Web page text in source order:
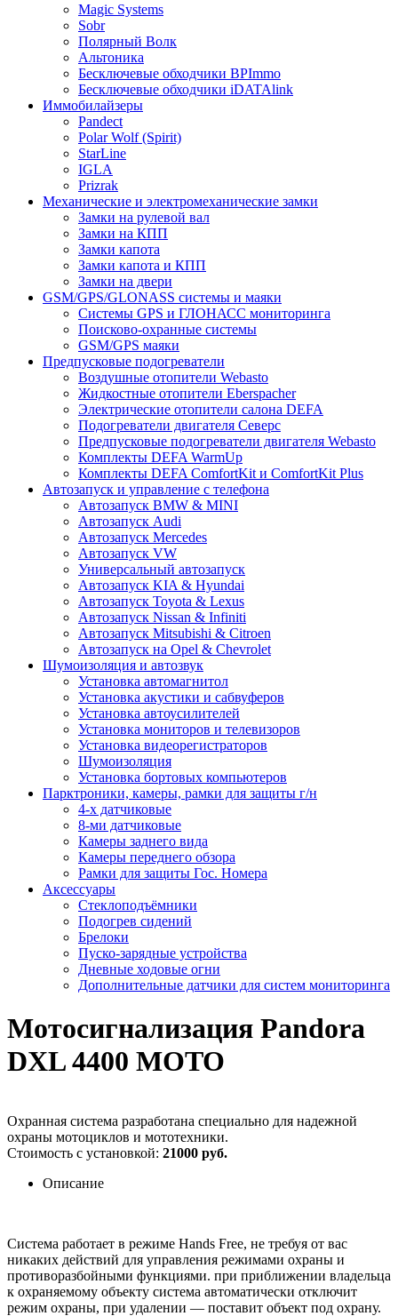
Magic Systems
Sobr
Полярный Волк
Альтоника
Бесключевые обходчики BPImmo
Бесключевые обходчики iDATAlink
Иммобилайзеры
Pandect
Polar Wolf (Spirit)
StarLine
IGLA
Prizrak
Механические и электромеханические замки
Замки на рулевой вал
Замки на КПП
Замки капота
Замки капота и КПП
Замки на двери
GSM/GPS/GLONASS системы и маяки
Системы GPS и ГЛОНАСС мониторинга
Поисково-охранные системы
GSM/GPS маяки
Предпусковые подогреватели
Воздушные отопители Webasto
Жидкостные отопители Eberspacher
Электрические отопители салона DEFA
Подогреватели двигателя Северс
Предпусковые подогреватели двигателя Webasto
Комплекты DEFA WarmUp
Комплекты DEFA ComfortKit и ComfortKit Plus
Автозапуск и управление с телефона
Автозапуск BMW & MINI
Автозапуск Audi
Автозапуск Mercedes
Автозапуск VW
Универсальный автозапуск
Автозапуск KIA & Hyundai
Автозапуск Toyota & Lexus
Автозапуск Nissan & Infiniti
Автозапуск Mitsubishi & Citroen
Автозапуск на Opel & Chevrolet
Шумоизоляция и автозвук
Установка автомагнитол
Установка акустики и сабвуферов
Установка автоусилителей
Установка мониторов и телевизоров
Установка видеорегистраторов
Шумоизоляция
Установка бортовых компьютеров
Парктроники, камеры, рамки для защиты г/н
4-х датчиковые
8-ми датчиковые
Камеры заднего вида
Камеры переднего обзора
Рамки для защиты Гос. Номера
Аксессуары
Стеклоподъёмники
Подогрев сидений
Брелоки
Пуско-зарядные устройства
Дневные ходовые огни
Дополнительные датчики для систем мониторинга
Мотосигнализация Pandora
DXL 4400 MOTO
Охранная система разработана специально для надежной
охраны мотоциклов и мототехники.
Стоимость с установкой: 21000 руб.
Описание
Система работает в режиме Hands Free, не требуя от вас
никаких действий для управления режимами охраны и
противоразбойными функциями. при приближении владельца
к охраняемому объекту система автоматически отключит
режим охраны, при удалении — поставит объект под охрану.